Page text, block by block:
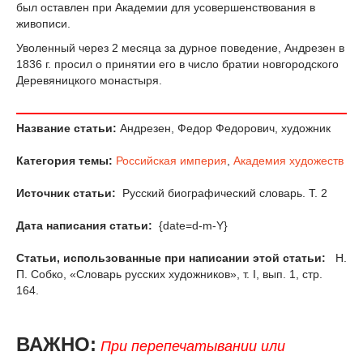
был оставлен при Академии для усовершенствования в
живописи.
Уволенный через 2 месяца за дурное поведение, Андрезен в
1836 г. просил о принятии его в число братии новгородского
Деревяницкого монастыря.
Название статьи: Андрезен, Федор Федорович, художник
Категория темы: Российская империя Академия художеств
Источник статьи: Русский биографический словарь. Т. 2
Дата написания статьи: {date=d-m-Y}
Статьи, использованные при написании этой статьи:
Н.
П. Собко, «Словарь русских художников», т. I, вып. 1, стр.
164.
ВАЖНО: При перепечатывании или